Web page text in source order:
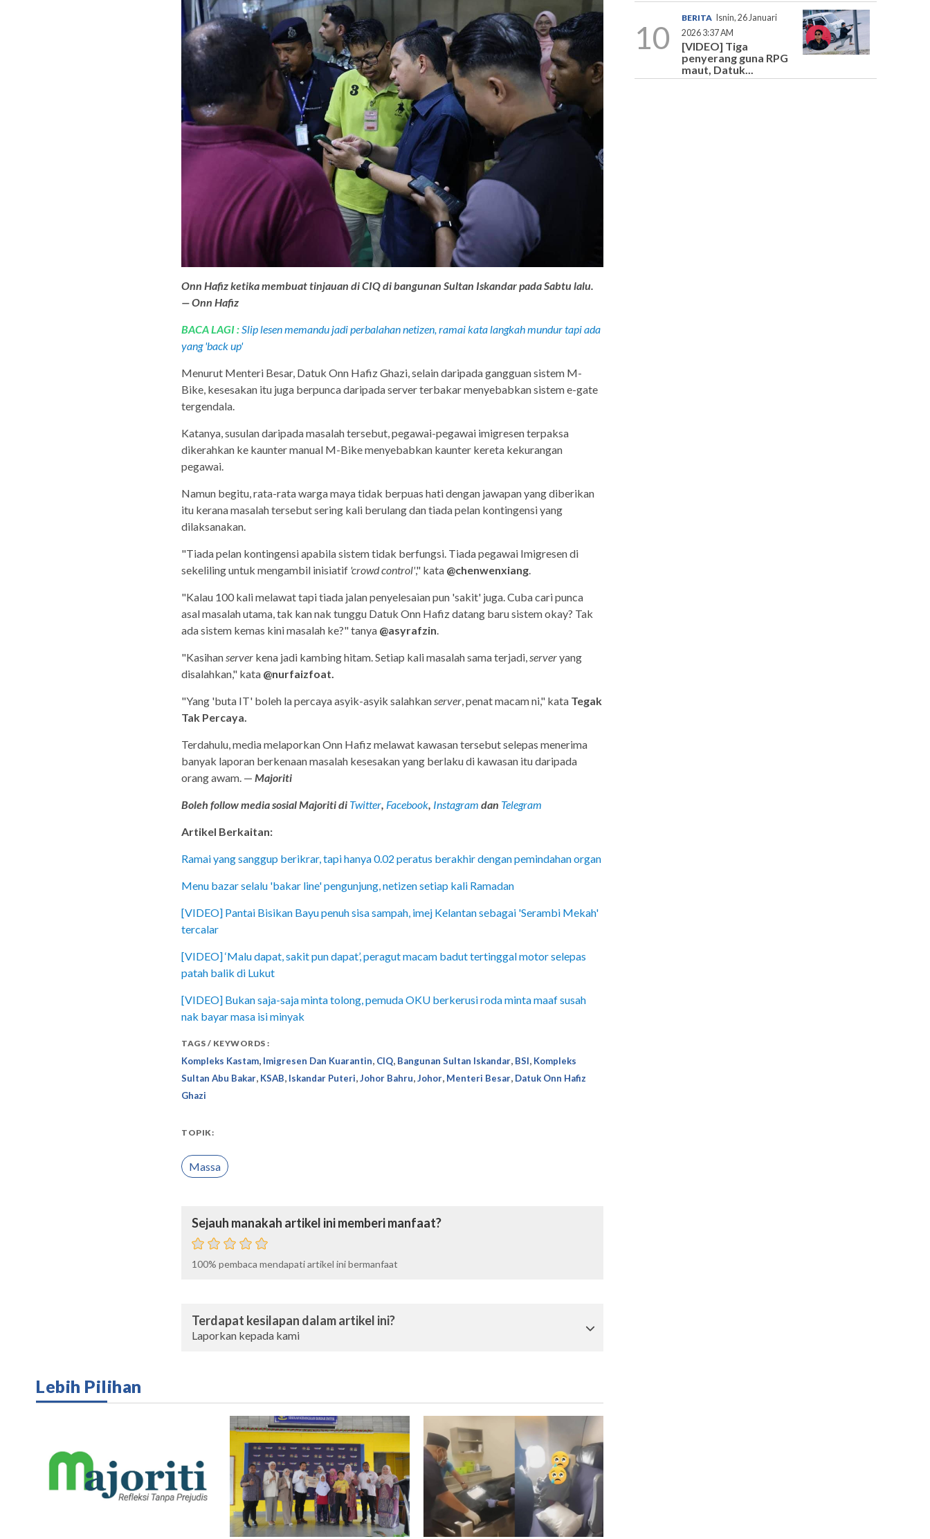
Onn Hafiz ketika membuat tinjauan di CIQ di bangunan Sultan Iskandar pada Sabtu lalu.
— Onn Hafiz
BACA LAGI :Slip lesen memandu jadi perbalahan netizen, ramai kata langkah mundur tapi ada
yang 'back up'
Menurut Menteri Besar, Datuk Onn Hafiz Ghazi, selain daripada gangguan sistem M-
Bike, kesesakan itu juga berpunca daripada server terbakar menyebabkan sistem e-gate
tergendala.
Katanya, susulan daripada masalah tersebut, pegawai-pegawai imigresen terpaksa
dikerahkan ke kaunter manual M-Bike menyebabkan kaunter kereta kekurangan
pegawai.
Namun begitu, rata-rata warga maya tidak berpuas hati dengan jawapan yang diberikan
itu kerana masalah tersebut sering kali berulang dan tiada pelan kontingensi yang
dilaksanakan.
"Tiada pelan kontingensi apabila sistem tidak berfungsi. Tiada pegawai Imigresen di
sekeliling untuk mengambil inisiatif 'crowd control'," kata @chenwenxiang.
"Kalau 100 kali melawat tapi tiada jalan penyelesaian pun 'sakit' juga. Cuba cari punca
asal masalah utama, tak kan nak tunggu Datuk Onn Hafiz datang baru sistem okay? Tak
ada sistem kemas kini masalah ke?" tanya @asyrafzin.
"Kasihanserver kena jadi kambing hitam. Setiap kali masalah sama terjadi,serveryang
disalahkan," kata @nurfaizfoat.
"Yang 'buta IT' boleh la percaya asyik-asyik salahkanserver, penat macam ni," kata Tegak
Tak Percaya.
Terdahulu, media melaporkan Onn Hafiz melawat kawasan tersebut selepas menerima
banyak laporan berkenaan masalah kesesakan yang berlaku di kawasan itu daripada
orang awam. — Majoriti
Boleh follow media sosial Majoriti di Twitter, Facebook, Instagram dan Telegram
Artikel Berkaitan:
Ramai yang sanggup berikrar, tapi hanya 0.02 peratus berakhir dengan pemindahan organ
Menu bazar selalu 'bakar line' pengunjung, netizen setiap kali Ramadan
[VIDEO] Pantai Bisikan Bayu penuh sisa sampah, imej Kelantan sebagai 'Serambi Mekah'
tercalar
[VIDEO] ‘Malu dapat, sakit pun dapat’, peragut macam badut tertinggal motor selepas
patah balik di Lukut
[VIDEO] Bukan saja-saja minta tolong, pemuda OKU berkerusi roda minta maaf susah
nak bayar masa isi minyak
TAGS / KEYWORDS :
Kompleks Kastam, Imigresen Dan Kuarantin, CIQ, Bangunan Sultan Iskandar, BSI, Kompleks
Sultan Abu Bakar, KSAB, Iskandar Puteri,Johor Bahru,Johor, Menteri Besar, Datuk Onn Hafiz
Ghazi
TOPIK:
Massa
Sejauh manakah artikel ini memberi manfaat?
100% pembaca mendapati artikel ini bermanfaat
Terdapat kesilapan dalam artikel ini?
Laporkan kepada kami
Lebih Pilihan
10
BERITA
Isnin, 26 Januari
2026 3:37 AM
[VIDEO] Tiga
penyerang guna RPG
maut, Datuk...